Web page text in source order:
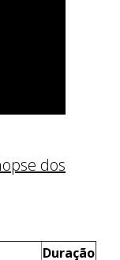
dos
Duração